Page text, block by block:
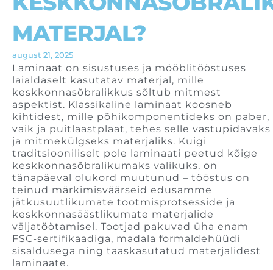
MATERJAL?
august 21, 2025
Laminaat on sisustuses ja mööblitööstuses
laialdaselt kasutatav materjal, mille
keskkonnasõbralikkus sõltub mitmest
aspektist. Klassikaline laminaat koosneb
kihtidest, mille põhikomponentideks on paber,
vaik ja puitlaastplaat, tehes selle vastupidavaks
ja mitmekülgseks materjaliks. Kuigi
traditsiooniliselt pole laminaati peetud kõige
keskkonnasõbralikumaks valikuks, on
tänapäeval olukord muutunud – tööstus on
teinud märkimisväärseid edusamme
jätkusuutlikumate tootmisprotsesside ja
keskkonnasäästlikumate materjalide
väljatöötamisel. Tootjad pakuvad üha enam
FSC-sertifikaadiga, madala formaldehüüdi
sisaldusega ning taaskasutatud materjalidest
laminaate.